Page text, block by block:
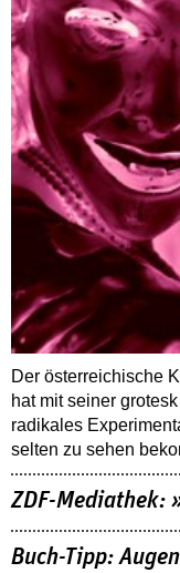
Der österreichische
hat mit seiner
radikales
selten zu sehen
ZDF-Mediathek:
Buch-Tipp: